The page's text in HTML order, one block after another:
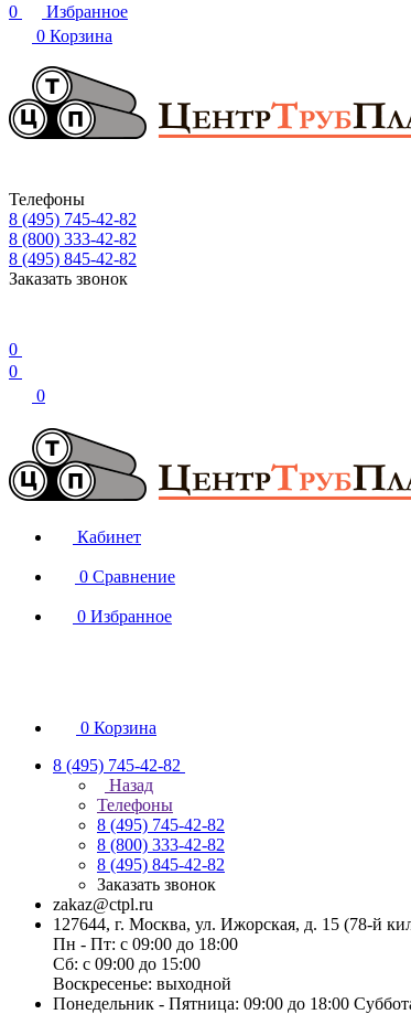
0
Избранное
0 Корзина
Телефоны
8 (495) 745-42-82
8 (800) 333-42-82
8 (495) 845-42-82
Заказать звонок
0
0
0
Кабинет
0 Сравнение
0 Избранное
0 Корзина
8 (495) 745-42-82
Назад
Телефоны
8 (495) 745-42-82
8 (800) 333-42-82
8 (495) 845-42-82
Заказать звонок
zakaz@ctpl.ru
127644, г. Москва, ул. Ижорская, д. 15 (78-й
Пн - Пт: с 09:00 до 18:00
Сб: с 09:00 до 15:00
Воскресенье: выходной
Понедельник - Пятница: 09:00 до 18:00